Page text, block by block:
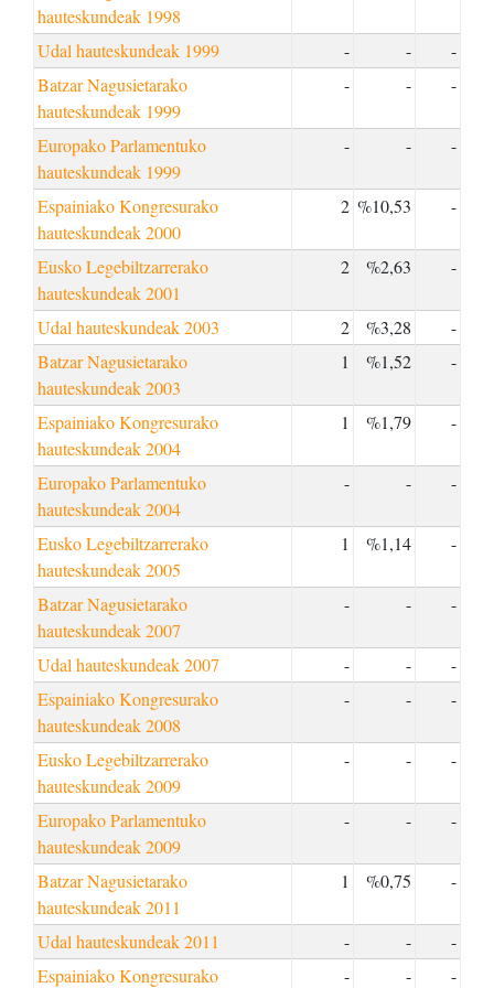
hauteskundeak 1998
Udal hauteskundeak 1999 - -
-
Batzar Nagusietarako
hauteskundeak 1999
- - -
Europako Parlamentuko
hauteskundeak 1999
- - -
Espainiako Kongresurako
hauteskundeak 2000
2 %10,53 -
Eusko Legebiltzarrerako
hauteskundeak 2001
2 %2,63 -
Udal hauteskundeak 2003 2 %3,28
-
Batzar Nagusietarako
hauteskundeak 2003
1 %1,52 -
Espainiako Kongresurako
hauteskundeak 2004
1 %1,79 -
Europako Parlamentuko
hauteskundeak 2004
- - -
Eusko Legebiltzarrerako
hauteskundeak 2005
1 %1,14 -
Batzar Nagusietarako
hauteskundeak 2007
- - -
Udal hauteskundeak 2007 - -
-
Espainiako Kongresurako
hauteskundeak 2008
- - -
Eusko Legebiltzarrerako
hauteskundeak 2009
- - -
Europako Parlamentuko
hauteskundeak 2009
- - -
Batzar Nagusietarako
hauteskundeak 2011
1 %0,75 -
Udal hauteskundeak 2011 - -
-
Espainiako Kongresurako
- - -